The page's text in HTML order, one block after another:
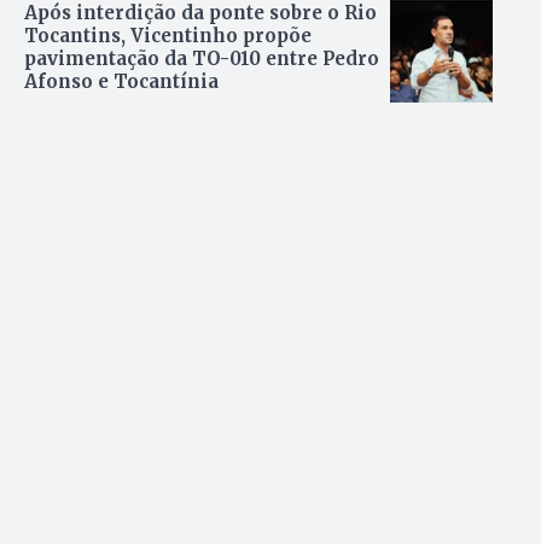
Após interdição da ponte sobre o Rio
Tocantins, Vicentinho propõe
pavimentação da TO-010 entre Pedro
Afonso e Tocantínia